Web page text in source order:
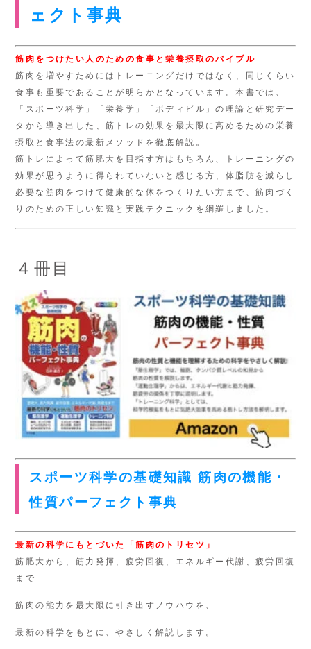
ェクト事典
筋肉をつけたい人のための食事と栄養摂取のバイブル
筋肉を増やすためにはトレーニングだけではなく、同じくらい
食事も重要であることが明らかとなっています。本書では、
「スポーツ科学」「栄養学」「ボディビル」の理論と研究デー
タから導き出した、筋トレの効果を最大限に高めるための栄養
摂取と食事法の最新メソッドを徹底解説。
筋トレによって筋肥大を目指す方はもちろん、トレーニングの
効果が思うように得られていないと感じる方、体脂肪を減らし
必要な筋肉をつけて健康的な体をつくりたい方まで、筋肉づく
りのための正しい知識と実践テクニックを網羅しました。
４冊目
スポーツ科学の基礎知識 筋肉の機能・
性質パーフェクト事典
最新の科学にもとづいた「筋肉のトリセツ」
筋肥大から、筋力発揮、疲労回復、エネルギー代謝、疲労回復
まで
筋肉の能力を最大限に引き出すノウハウを、
最新の科学をもとに、やさしく解説します。